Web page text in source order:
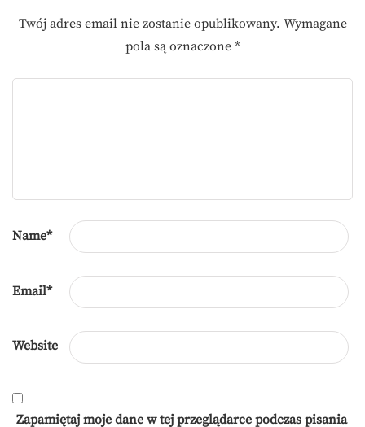
Twój adres email nie zostanie opublikowany. Wymagane
pola są oznaczone *
Name*
Email*
Website
Zapamiętaj moje dane w tej przeglądarce podczas pisania